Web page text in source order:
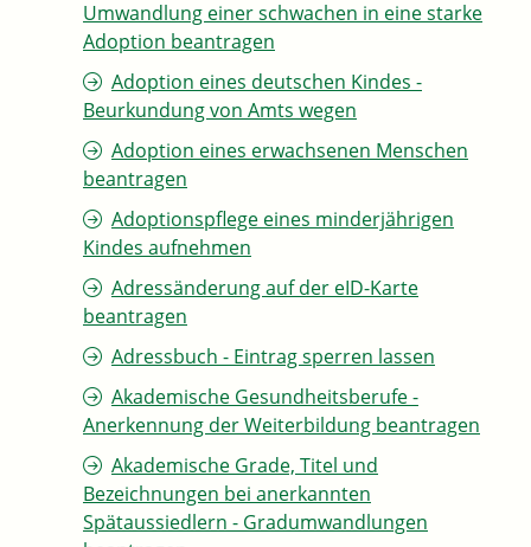
Umwandlung einer schwachen in eine starke
Adoption beantragen
Adoption eines deutschen Kindes -
Beurkundung von Amts wegen
Adoption eines erwachsenen Menschen
beantragen
Adoptionspflege eines minderjährigen
Kindes aufnehmen
Adressänderung auf der eID-Karte
beantragen
Adressbuch - Eintrag sperren lassen
Akademische Gesundheitsberufe -
Anerkennung der Weiterbildung beantragen
Akademische Grade, Titel und
Bezeichnungen bei anerkannten
Spätaussiedlern - Gradumwandlungen